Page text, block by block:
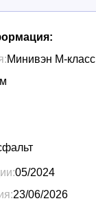
Минивэн М-класс
05/2024
23/06/2026